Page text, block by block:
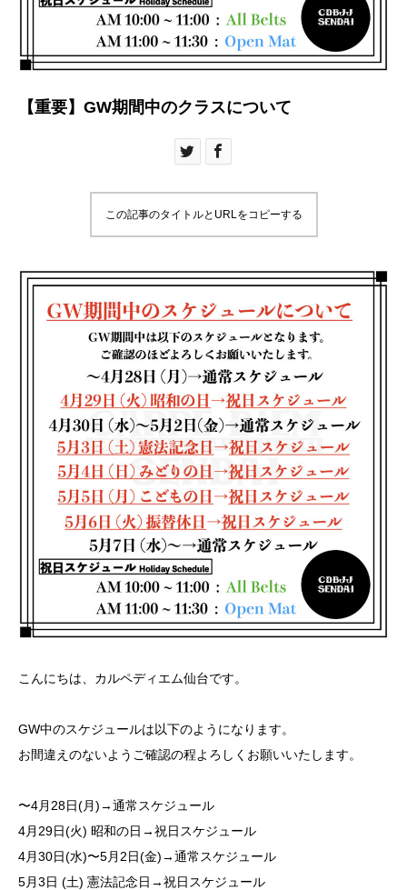
【重要】GW期間中のクラスについて
この記事のタイトルとURLをコピーする
こんにちは、カルペディエム仙台です。
GW中のスケジュールは以下のようになります。
お間違えのないようご確認の程よろしくお願いいたします。
〜4月28日(月)→通常スケジュール
4月29日(火) 昭和の日→祝日スケジュール
4月30日(水)〜5月2日(金)→通常スケジュール
5月3日 (土) 憲法記念日→祝日スケジュール